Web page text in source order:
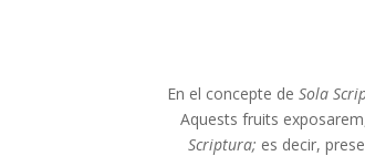
En el concepte deSola
Aquests fruits
Scriptura; es decir,